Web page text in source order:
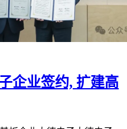
企业签约, 扩建高